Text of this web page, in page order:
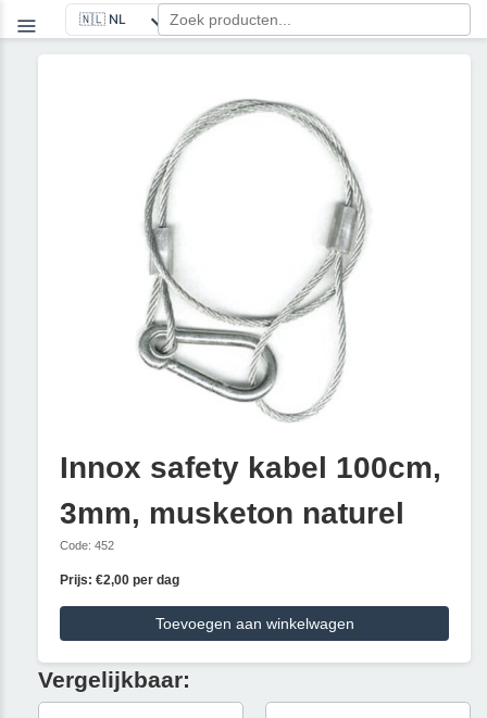
Innox safety kabel 100cm,
3mm, musketon naturel
Code: 452
Prijs: €2,00 per dag
Toevoegen aan winkelwagen
Vergelijkbaar: